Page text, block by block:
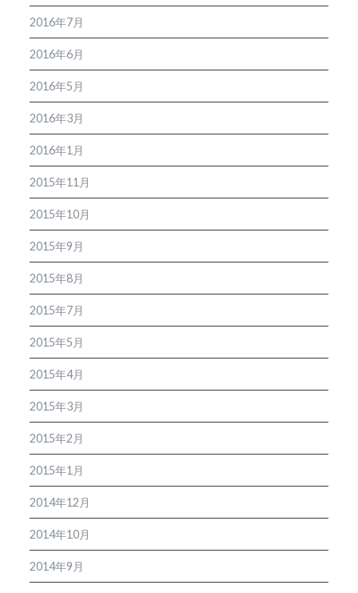
2016年7月
2016年6月
2016年5月
2016年3月
2016年1月
2015年11月
2015年10月
2015年9月
2015年8月
2015年7月
2015年5月
2015年4月
2015年3月
2015年2月
2015年1月
2014年12月
2014年10月
2014年9月